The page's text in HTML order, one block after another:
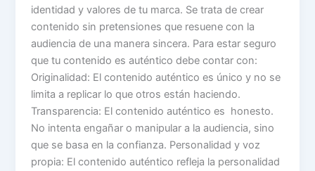
identidad y valores de tu marca. Se trata de crear
contenido sin pretensiones que resuene con la
audiencia de una manera sincera. Para estar seguro
que tu contenido es auténtico debe contar con:
Originalidad: El contenido auténtico es único y no se
limita a replicar lo que otros están haciendo.
Transparencia: El contenido auténtico es honesto.
No intenta engañar o manipular a la audiencia, sino
que se basa en la confianza. Personalidad y voz
propia: El contenido auténtico refleja la personalidad